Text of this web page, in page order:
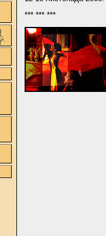
*** *** ***